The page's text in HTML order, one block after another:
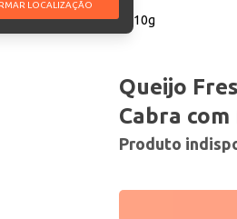
LOCALIZAÇÃO
Cabra com Mamão 110g
Queijo
Cabra
Produto